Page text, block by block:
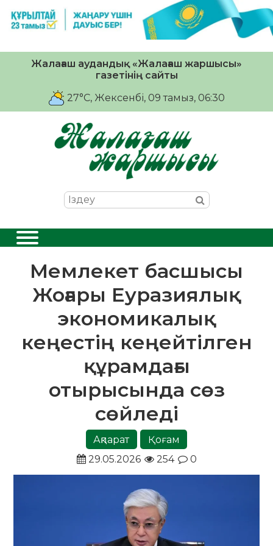
Жалағаш аудандық «Жалағаш жаршысы»
газетінің сайты
27°C, Жексенбі, 09 тамыз, 06:30
Мемлекет басшысы
Жоғары Еуразиялық
экономикалық
кеңестің кеңейтілген
құрамдағы
отырысында сөз
сөйледі
Ақпарат
Қоғам
29.05.2026
254 0